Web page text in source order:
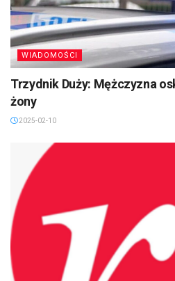
WIADOMOŚCI
Trzydnik Duży: Mężczyzna
żony
2025-02-10